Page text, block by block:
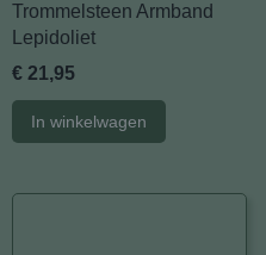
Trommelsteen Armband
Lepidoliet
€ 21,95
In winkelwagen